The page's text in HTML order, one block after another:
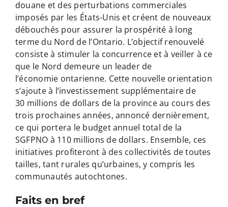
douane et des perturbations commerciales
imposés par les États-Unis et créent de nouveaux
débouchés pour assurer la prospérité à long
terme du Nord de l’Ontario. L’objectif renouvelé
consiste à stimuler la concurrence et à veiller à ce
que le Nord demeure un leader de
l’économie ontarienne. Cette nouvelle orientation
s’ajoute à l’investissement supplémentaire de
30 millions de dollars de la province au cours des
trois prochaines années, annoncé dernièrement,
ce qui portera le budget annuel total de la
SGFPNO à 110 millions de dollars. Ensemble, ces
initiatives profiteront à des collectivités de toutes
tailles, tant rurales qu’urbaines, y compris les
communautés autochtones.
Faits en bref